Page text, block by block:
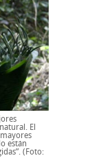
El
están
(Foto: